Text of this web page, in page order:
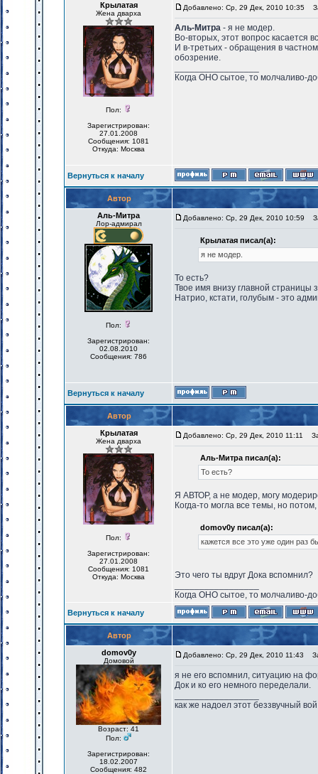
Крылатая
Жена дварха
Пол:
Зарегистрирован:
27.01.2008
Сообщения: 1081
Откуда: Москва
Добавлено: Ср, 29 Дек, 2010 10:35
Аль-Митра - я не модер.
Во-вторых, этот вопрос касается
И в-третьих - обращения в
обозрение.
Когда ОНО сытое, то молчаливо-
Вернуться к началу
Автор
Аль-Митра
Лор-адмирал
Пол:
Зарегистрирован:
02.08.2010
Сообщения: 786
Добавлено: Ср, 29 Дек, 2010 10:59
Крылатая писал(а):
я не модер.
То есть?
Твое имя внизу главной
Натрио, кстати, голубым - это
Вернуться к началу
Автор
Крылатая
Жена дварха
Пол:
Зарегистрирован:
27.01.2008
Сообщения: 1081
Откуда: Москва
Добавлено: Ср, 29 Дек, 2010 11:11
Аль-Митра писал(а):
То есть?
Я АВТОР, а не модер, могу
Когда-то могла все темы, но
domov0y писал(а):
кажется все это уже один раз
Это чего ты вдруг Дока вспомнил?
Когда ОНО сытое, то молчаливо-
Вернуться к началу
Автор
domov0y
Домовой
Возраст: 41
Пол:
Зарегистрирован:
18.02.2007
Сообщения: 482
Добавлено: Ср, 29 Дек, 2010 11:43
я не его вспомнил, ситуацию на
Док и ко его немного переделали.
как же надоел этот беззвучный